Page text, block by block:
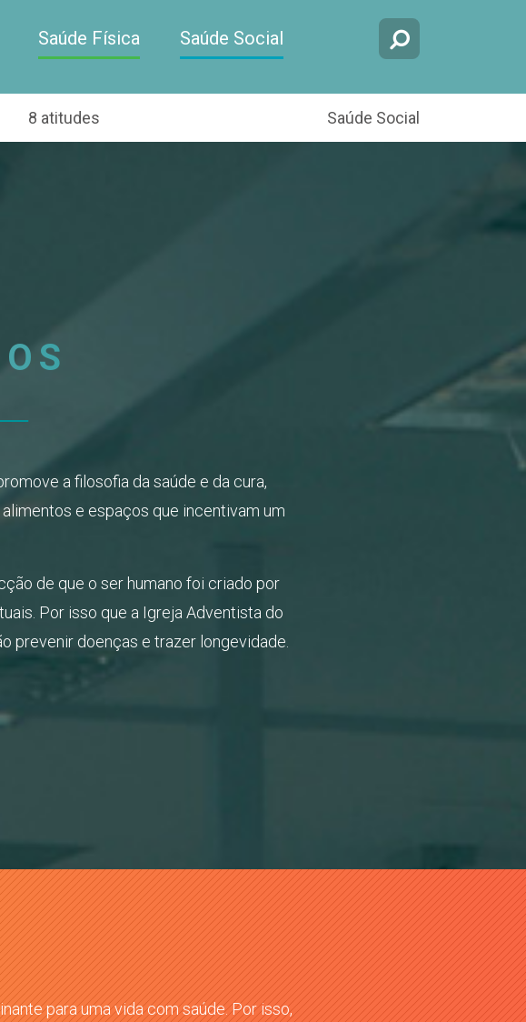
Saúde Física Saúde Social
8 atitudes Saúde Social
a filosofia da saúde e da cura,
e espaços que incentivam um
de que o ser humano foi criado por
Por isso que a Igreja Adventista do
prevenir doenças e trazer longevidade.
para uma vida com saúde. Por isso,